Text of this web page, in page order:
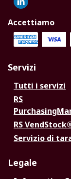
Accettiamo
Servizi
Tutti i servizi
RS
RS
Servizio di
Legale